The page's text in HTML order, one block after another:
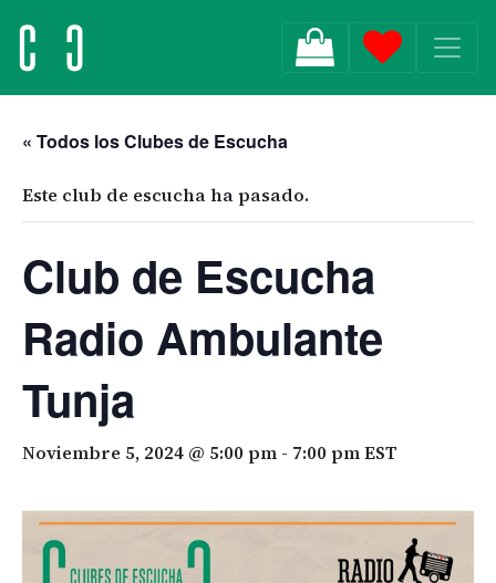
MAIN NAVIGATION
« Todos los Clubes de Escucha
Este club de escucha ha pasado.
Club de Escucha
Radio Ambulante
Tunja
Noviembre 5, 2024 @ 5:00 pm - 7:00 pmEST